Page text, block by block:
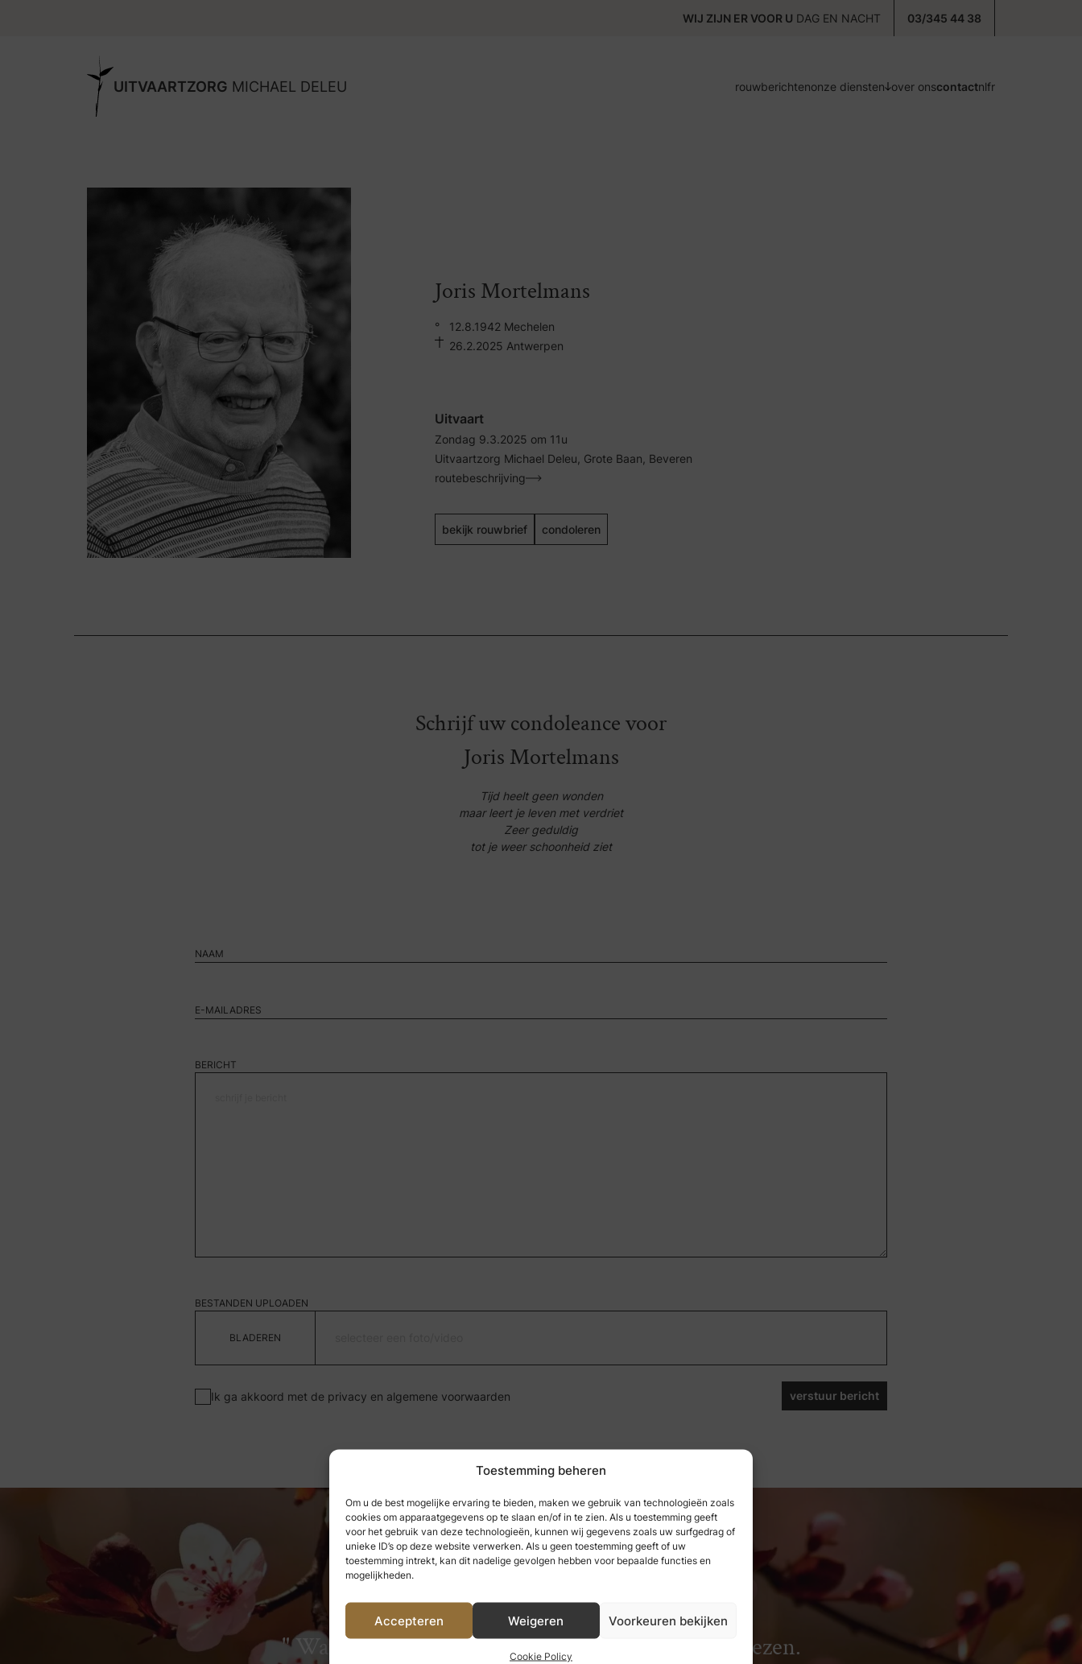
Toestemming beheren
Om u de best mogelijke ervaring te bieden, maken we gebruik van technologieën zoals
cookies om apparaatgegevens op te slaan en/of in te zien. Als u toestemming geeft
voor het gebruik van deze technologieën, kunnen wij gegevens zoals uw surfgedrag of
unieke ID’s op deze website verwerken. Als u geen toestemming geeft of uw
toestemming intrekt, kan dit nadelige gevolgen hebben voor bepaalde functies en
mogelijkheden.
Accepteren Weigeren Voorkeuren bekijken
Cookie Policy
WIJ ZIJN ER VOOR U DAG EN NACHT 03/345 44 38
UITVAARTZORG MICHAEL DELEU rouwberichtenonze diensten over onscontactnlfr
Joris Mortelmans
°
12.8.1942 Mechelen
26.2.2025 Antwerpen
Uitvaart
Zondag 9.3.2025 om 11u
Uitvaartzorg Michael Deleu, Grote Baan, Beveren
routebeschrijving
bekijk rouwbrief condoleren
Schrijf uw condoleance voor
Joris Mortelmans
Tijd heelt geen wonden
maar leert je leven met verdriet
Zeer geduldig
tot je weer schoonheid ziet
BERICHT
BESTANDEN UPLOADEN
Ik ga akkoord met de privacy en algemene voorwaarden verstuur bericht
Wat we hebben genoten, kunnen we nooit verliezen.